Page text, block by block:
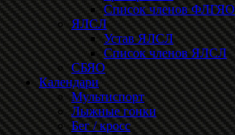
Список членов ФЛГЯО
ЯЛСЛ
Устав ЯЛСЛ
Список членов ЯЛСЛ
СБЯО
Календари
Мультиспорт
Лыжные гонки
Бег / кросс